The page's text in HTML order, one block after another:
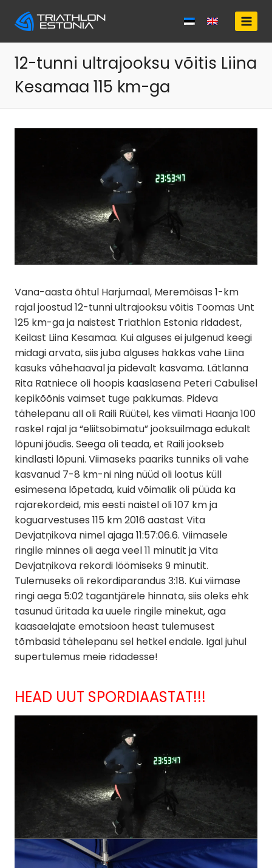
12-tunni ultrajooksu võitis Liina
Kesamaa 115 km-ga
Vana-aasta õhtul Harjumaal, Meremõisas 1-km
rajal joostud 12-tunni ultrajooksu võitis Toomas Unt
125 km-ga ja naistest Triathlon Estonia ridadest,
Keilast Liina Kesamaa. Kui alguses ei julgenud keegi
midagi arvata, siis juba alguses hakkas vahe Liina
kasuks vähehaaval ja pidevalt kasvama. Lätlanna
Rita Ratniece oli hoopis kaaslasena Peteri Cabulisel
kepikõõnis vaimset tuge pakkumas. Pideva
tähelepanu all oli Raili Rüütel, kes viimati Haanja 100
raskel rajal ja “eliitsobimatu” jooksuilmaga edukalt
lõpuni jõudis. Seega oli teada, et Raili jookseb
kindlasti lõpuni. Viimaseks paariks tunniks oli vahe
kasvanud 7-8 km-ni ning nüüd oli lootus küll
esimesena lõpetada, kuid võimalik oli püüda ka
rajarekordeid, mis eesti naistel oli 107 km ja
koguarvestuses 115 km 2016 aastast Vita
Devjatņikova nimel ajaga 11:57:06.6. Viimasele
ringile minnes oli aega veel 11 minutit ja Vita
Devjatņikova rekordi löömiseks 9 minutit.
Tulemuseks oli rekordiparandus 3:18. Kui viimase
ringi aega 5:02 tagantjärele hinnata, siis oleks ehk
tasunud üritada ka uuele ringile minekut, aga
kaasaelajate emotsioon heast tulemusest
tõmbasid tähelepanu sel hetkel endale. Igal juhul
supertulemus meie ridadesse!
HEAD UUT SPORDIAASTAT!!!